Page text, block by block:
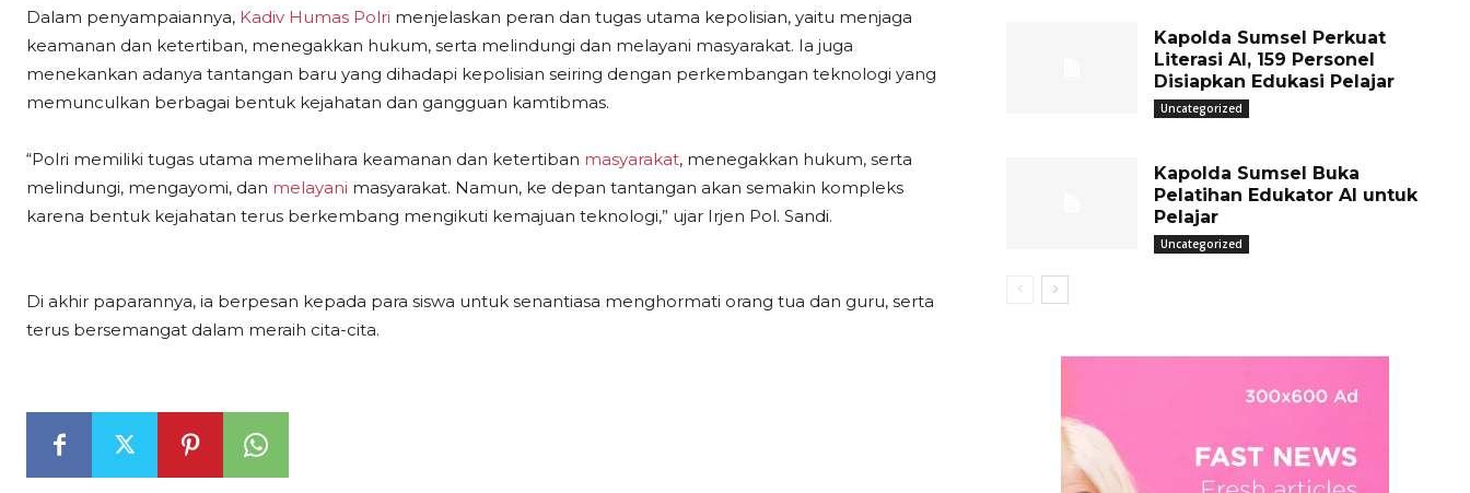
Dalam penyampaiannya, Kadiv Humas Polri menjelaskan peran dan tugas utama kepolisian, yaitu menjaga
keamanan dan ketertiban, menegakkan hukum, serta melindungi dan melayani masyarakat. Ia juga
menekankan adanya tantangan baru yang dihadapi kepolisian seiring dengan perkembangan teknologi yang
memunculkan berbagai bentuk kejahatan dan gangguan kamtibmas.
“Polri memiliki tugas utama memelihara keamanan dan ketertiban masyarakat, menegakkan hukum, serta
melindungi, mengayomi, dan melayani masyarakat. Namun, ke depan tantangan akan semakin kompleks
karena bentuk kejahatan terus berkembang mengikuti kemajuan teknologi,” ujar Irjen Pol. Sandi.
Di akhir paparannya, ia berpesan kepada para siswa untuk senantiasa menghormati orang tua dan guru, serta
terus bersemangat dalam meraih cita-cita.
Kapolda Sumsel Perkuat
Literasi AI, 159 Personel
Disiapkan Edukasi Pelajar
Uncategorized
Kapolda Sumsel Buka
Pelatihan Edukator AI untuk
Pelajar
Uncategorized